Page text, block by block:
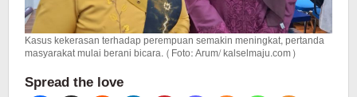
Kasus kekerasan terhadap perempuan semakin meningkat, pertanda
masyarakat mulai berani bicara. (Foto: Arum/ kalselmaju.com)
Spread the love